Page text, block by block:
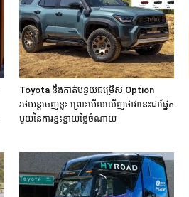
Toyota នឹងកាត់បន្ថយជម្រើស Option
រថយន្ដចេញខ្លះ ព្រោះមើលឃើញថាវានេះជាផ្នែក
មួយនៃការខ្ជះខ្ជាយថ្លៃចំណាយ